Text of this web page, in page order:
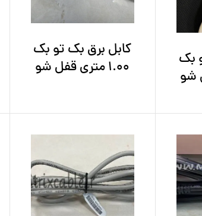
بک
کابل برق بک تو بک
1.00 متری قفل شو